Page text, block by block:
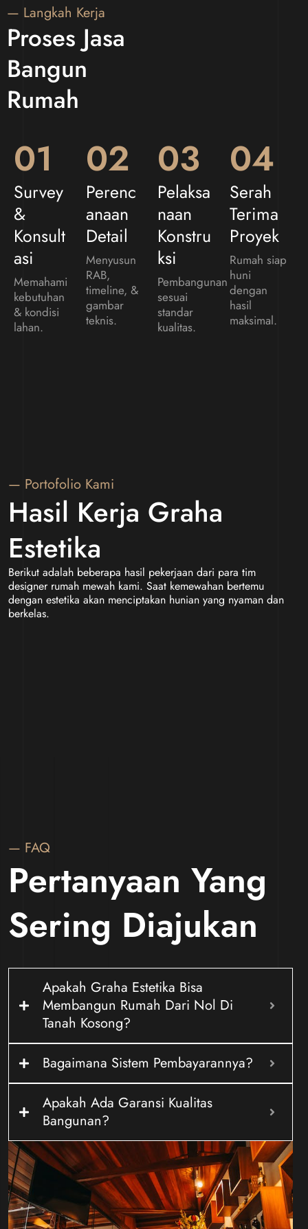
— Langkah Kerja
Proses Jasa
Bangun
Rumah
01
Survey
&
Konsult
Asi
Memahami
kebutuhan
& kondisi
lahan.
02
Perenc
Anaan
Detail
Menyusun
RAB,
timeline, &
gambar
teknis.
03
Pelaksa
Naan
Konstru
Ksi
Pembangunan
sesuai
standar
kualitas.
04
Serah
Terima
Proyek
Rumah siap
huni
dengan
hasil
maksimal.
— Portofolio Kami
Hasil Kerja Graha
Estetika
Berikut adalah beberapa hasil pekerjaan dari para tim
designer rumah mewah kami. Saat kemewahan bertemu
dengan estetika akan menciptakan hunian yang nyaman dan
berkelas.
— FAQ
Pertanyaan Yang
Sering Diajukan
Apakah Graha Estetika Bisa
Membangun Rumah Dari Nol Di
Tanah Kosong?
Bagaimana Sistem Pembayarannya?
Apakah Ada Garansi Kualitas
Bangunan?